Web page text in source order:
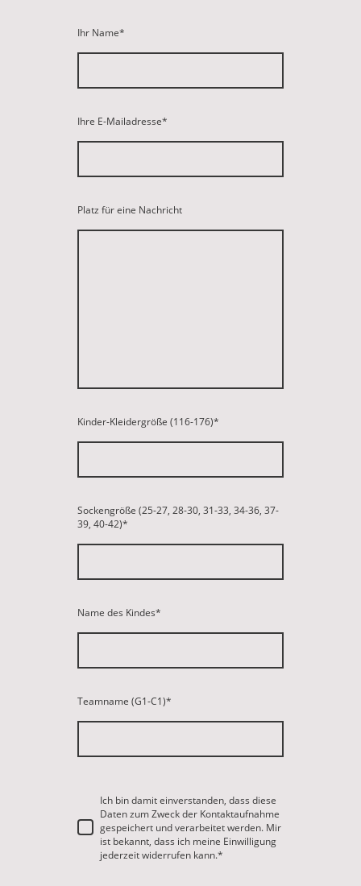
Ihr Name*
Ihre E-Mailadresse*
Platz für eine Nachricht
Kinder-Kleidergröße (116-176)*
Sockengröße (25-27, 28-30, 31-33, 34-36, 37-
39, 40-42)*
Name des Kindes*
Teamname (G1-C1)*
Ich bin damit einverstanden, dass diese
Daten zum Zweck der Kontaktaufnahme
gespeichert und verarbeitet werden. Mir
ist bekannt, dass ich meine Einwilligung
jederzeit widerrufen kann.*